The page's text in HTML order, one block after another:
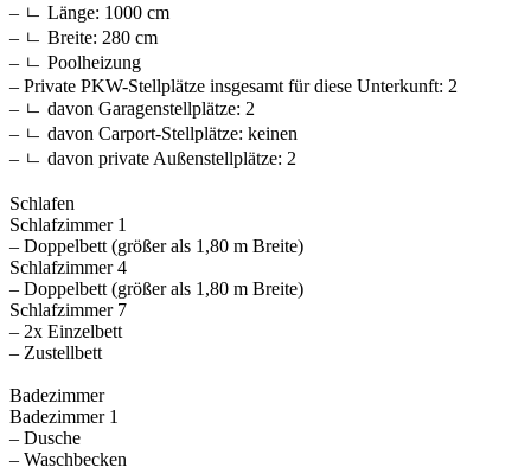
– ㄴ Länge: 1000 cm
– ㄴ Breite: 280 cm
– ㄴ Poolheizung
– Private PKW-Stellplätze insgesamt für diese Unterkunft: 2
– ㄴ davon Garagenstellplätze: 2
– ㄴ davon Carport-Stellplätze: keinen
– ㄴ davon private Außen­stellplätze: 2
Schlafen
Schlafzimmer 1
– Doppelbett (größer als 1,80 m Breite)
Schlafzimmer 4
– Doppelbett (größer als 1,80 m Breite)
Schlafzimmer 7
– 2x Einzelbett
– Zustellbett
Badezimmer
Badezimmer 1
– Dusche
– Waschbecken